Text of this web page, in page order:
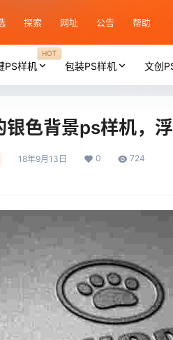
探索 网址 公告 帮助
PS样机
HOT
包装PS样机 文创
银色背景ps样机，
18年9月13日 0 724